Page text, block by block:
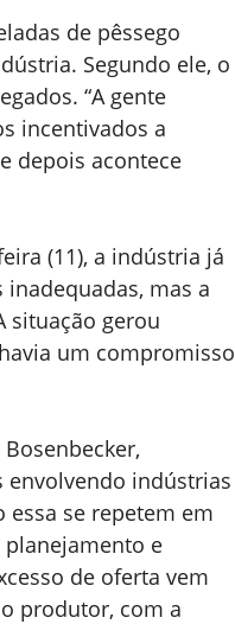
de pêssego
Segundo ele, o
“A gente
incentivados a
depois acontece
(11), a indústria já
mas a
situação gerou
um compromisso
indústrias
essa se repetem em
e
de oferta vem
produtor, com a